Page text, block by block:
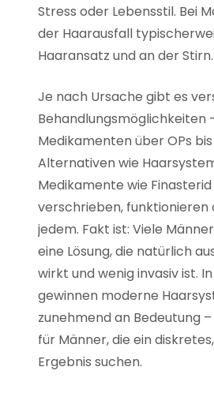
Stress oder Lebensstil. Bei
der Haarausfall
Haaransatz und an der Stirn.
Je nach Ursache gibt es
Behandlungsmöglichkeiten
Medikamenten über OPs bis
Alternativen wie
Medikamente wie
verschrieben,
jedem. Fakt ist: Viele
eine Lösung, die natürlich
wirkt und wenig invasiv ist.
gewinnen moderne
zunehmend an Bedeutung
für Männer, die ein
Ergebnis suchen.